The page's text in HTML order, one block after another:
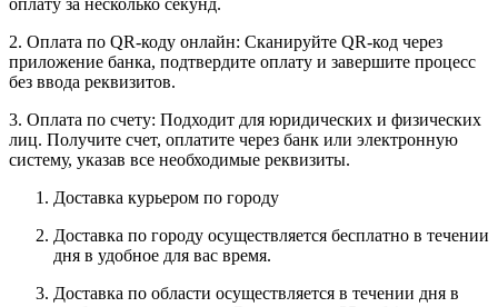
2. Оплата по QR-коду онлайн: Сканируйте QR-код через
приложение банка, подтвердите оплату и завершите процесс
без ввода реквизитов.
3. Оплата по счету: Подходит для юридических и физических
лиц. Получите счет, оплатите через банк или электронную
систему, указав все необходимые реквизиты.
Доставка курьером по городу
Доставка по городу осуществляется бесплатно в течении
дня в удобное для вас время.
Доставка по области осуществляется в течении дня в